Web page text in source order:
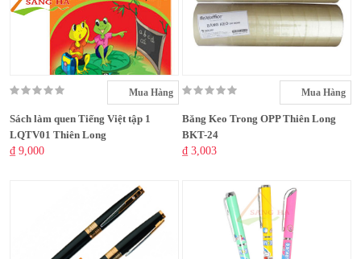
Mua Hàng
Sách làm quen Tiếng Việt tập 1
LQTV01 Thiên Long
₫ 9,000
Mua Hàng
Băng Keo Trong OPP Thiên Long
BKT-24
₫ 3,003